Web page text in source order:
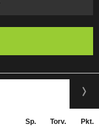
Sp. Torv. Pkt.